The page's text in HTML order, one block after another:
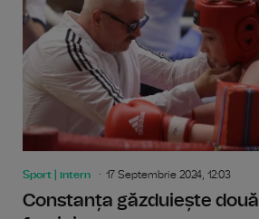
Sport | intern 17 Septembrie 2024, 12:03
Constanța găzduiește